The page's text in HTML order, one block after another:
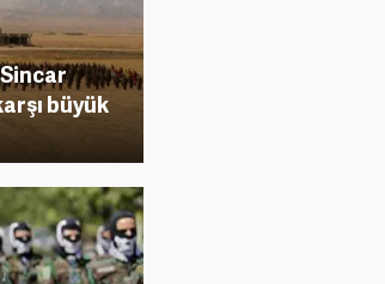
büyük